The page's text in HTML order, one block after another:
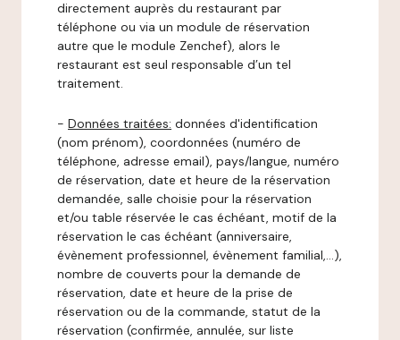
directement auprès du restaurant par
téléphone ou via un module de réservation
autre que le module Zenchef), alors le
restaurant est seul responsable d’un tel
traitement.
- Données traitées: données d'identification
(nom prénom), coordonnées (numéro de
téléphone, adresse email), pays/langue, numéro
de réservation, date et heure de la réservation
demandée, salle choisie pour la réservation
et/ou table réservée le cas échéant, motif de la
réservation le cas échéant (anniversaire,
évènement professionnel, évènement familial,…),
nombre de couverts pour la demande de
réservation, date et heure de la prise de
réservation ou de la commande, statut de la
réservation (confirmée, annulée, sur liste